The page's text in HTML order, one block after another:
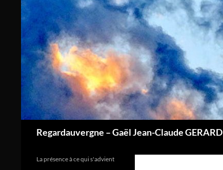
Regardauvergne – Gaël Jean-Claude GERARD
La présence à ce qui s'advient